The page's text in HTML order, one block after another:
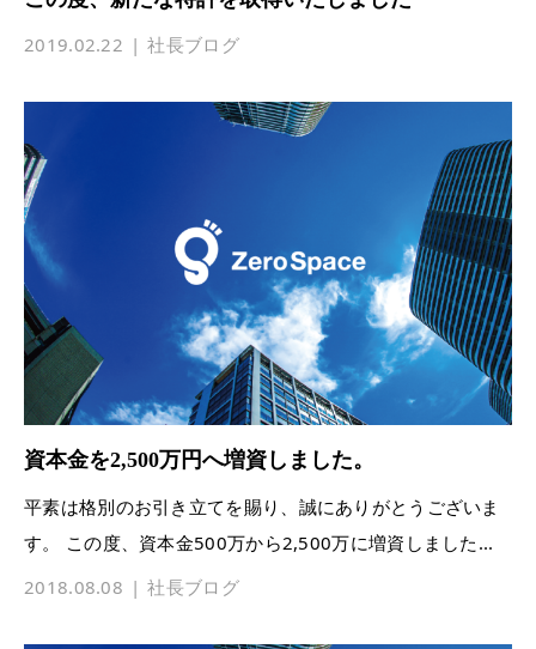
2019.02.22
社長ブログ
資本金を2,500万円へ増資しました。
平素は格別のお引き立てを賜り、誠にありがとうございま
す。 この度、資本金500万から2,500万に増資しました...
2018.08.08
社長ブログ